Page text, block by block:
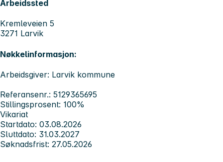
Arbeidssted
Kremleveien 5
3271 Larvik
Nøkkelinformasjon:
Arbeidsgiver: Larvik kommune
Referansenr.: 5129365695
Stillingsprosent: 100%
Vikariat
Startdato: 03.08.2026
Sluttdato: 31.03.2027
Søknadsfrist: 27.05.2026